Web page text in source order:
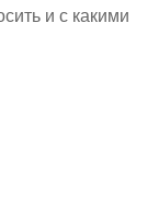
и с какими